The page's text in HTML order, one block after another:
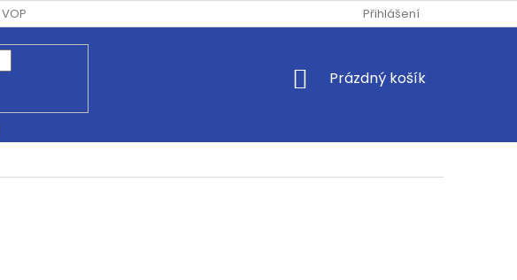
VOP Přihlášení
NÁKUPNÍ
Prázdný košík